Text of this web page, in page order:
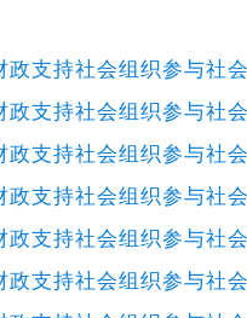
政支持社会组织参与
政支持社会组织参与
政支持社会组织参与社
政支持社会组织参与社
政支持社会组织参与社
政支持社会组织参与社